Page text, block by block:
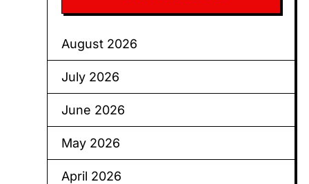
August 2026
July 2026
June 2026
May 2026
April 2026